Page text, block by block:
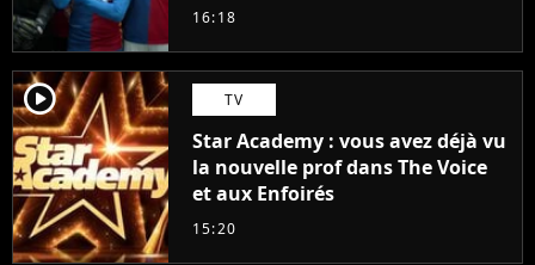
16:18
player2 TV
Star Academy : vous avez déjà vu
la nouvelle prof dans The Voice
et aux Enfoirés
15:20